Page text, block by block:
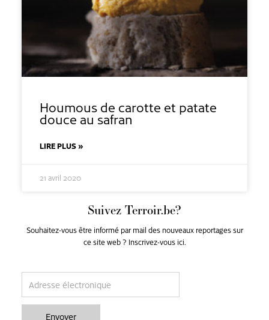
Houmous de carotte et patate
douce au safran
LIRE PLUS »
21 avril 2020
Suivez Terroir.be?
Souhaitez-vous être informé par mail des nouveaux reportages sur
ce site web ? Inscrivez-vous ici.
Envoyer